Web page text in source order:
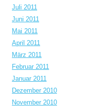
Juli 2011
Juni 2011
Mai 2011
April 2011
März 2011
Februar 2011
Januar 2011
Dezember 2010
November 2010